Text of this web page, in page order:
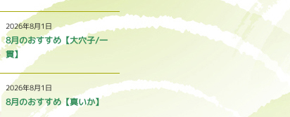
2026年8月1日
8月のおすすめ【大穴子/一
貫】
2026年8月1日
8月のおすすめ【真いか】